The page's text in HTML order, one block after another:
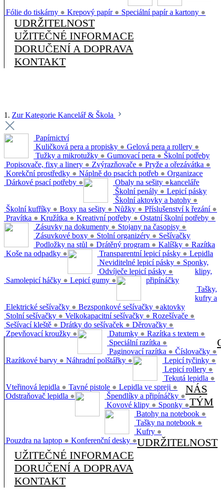
Fólie do tiskárny ● Krepový papír ● Speciální papír a kartony ●
UDRŽITELNOST
UŽITEČNÉ INFORMACE
DORUČENÍ A DOPRAVA
KONTAKT
1. Zur Kategorie Kancelář & Škola
Papírnictví
Kuličková pera a propisky ● Gelová pera a rollery ●
Tužky a mikrotužky ● Gumovací pera ●
Popisovače, fixy a linery ● Zvýrazňovače ● Pryže a ořezávátka ●
Korekční prostředky ● Náplně do psacích potřeb ●
Dárkové psací potřeby ●
Školní potřeby
Obaly na sešity ●
Školní penály ●
Školní aktovky a batohy ●
Školní kufříky ● Boxy na sešity ● Nůžky ● Příslušenství k řezání ●
Pravítka ● Kružítka ● Kreativní potřeby ● Ostatní školní potřeby ●
Organizace
kanceláře
Zásuvky na dokumenty ● Stojany na časopisy ●
Zásuvkové boxy ● Stolní organizéry ●
Podložky na stůl ● Drátěný program ● Kalíšky ●
Koše na odpadky ●
Lepicí pásky
Transparentní lepicí pásky ●
Neviditelné lepicí pásky ●
Odvíječe lepicí pásky ●
Samolepicí háčky ● Lepicí gumy ●
Sešívačky
Elektrické sešívačky ● Bezsponkové sešívačky ●
Stolní sešívačky ● Velkokapacitní sešívačky ● Rozešívače ●
Sešívací kleště ● Drátky do sešívaček ● Děrovačky ●
Zpevňovací kroužky ●
Razítka
Datumky ● Razítka s textem ●
Speciální razítka ●
Paginovací razítka ● Číslovačky ●
Razítkové barvy ● Náhradní polštářky ●
Lepidla
Lepicí tyčinky ●
Lepicí rollery ●
Tekutá lepidla ●
Vteřinová lepidla ● Tavné pistole ● Lepidla ve spreji ●
Odstraňovač lepidla ●
Sponky,
klipy,
připínáčky
Špendlíky a připínáčky ●
Kovové klipy ● Sponky ●
Tašky,
kufry a
aktovky
Batohy na notebook ●
Tašky na notebook ●
Kufry ●
Pouzdra na laptop ● Konferenční desky ●
NÁS
TÝM
UDRŽITELNOST
UŽITEČNÉ INFORMACE
DORUČENÍ A DOPRAVA
KONTAKT